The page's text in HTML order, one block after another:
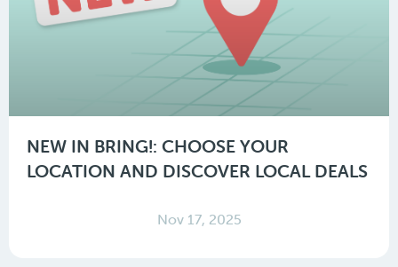
NEW IN BRING!: CHOOSE YOUR
LOCATION AND DISCOVER LOCAL DEALS
Nov 17, 2025